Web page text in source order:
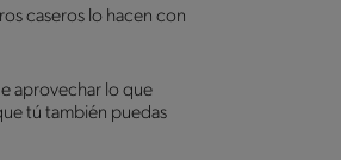
caseros lo hacen con
aprovechar lo que
tú también puedas